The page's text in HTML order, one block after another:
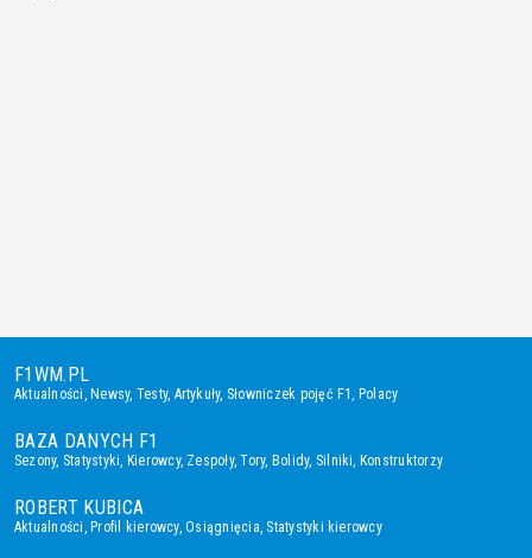
F1WM.PL
Aktualności,Newsy, Testy, Artykuły, Słowniczek pojęć F1, Polacy
BAZA DANYCH F1
Sezony, Statystyki, Kierowcy, Zespoły,Tory, Bolidy, Silniki, Konstruktorzy
ROBERT KUBICA
Aktualności,Profil kierowcy,Osiągnięcia, Statystyki kierowcy